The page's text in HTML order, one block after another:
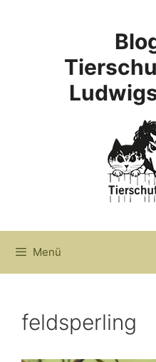
Menü
feldsperling